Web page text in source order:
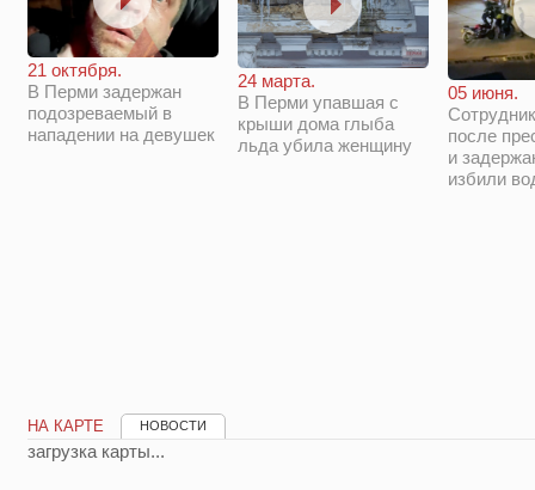
21 октября.
В Перми задержан
подозреваемый в
нападении на девушек
24 марта.
В Перми упавшая с
крыши дома глыба
льда убила женщину
05 июня.
после
и
избили
НА КАРТЕ НОВОСТИ
загрузка карты...